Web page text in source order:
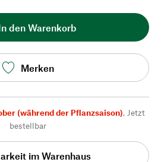
den Warenkorb
Merken
(während der Pflanzsaison), Jetzt
bestellbar
im Warenhaus